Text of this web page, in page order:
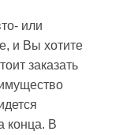
или
и Вы хотите
заказать
конца. В